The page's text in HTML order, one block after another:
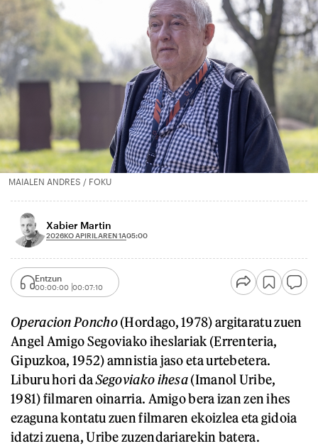
MAIALEN ANDRES / FOKU
Xabier Martin
2026KO APIRILAREN 1A05:00
Entzun
00:00:00 00:07:10
Operacion Poncho(Hordago, 1978) argitaratu zuen
Angel Amigo Segoviako iheslariak (Errenteria,
Gipuzkoa, 1952) amnistia jaso eta urtebetera.
Liburu hori daSegoviako ihesa(Imanol Uribe,
1981) filmaren oinarria. Amigo bera izan zen ihes
ezaguna kontatu zuen filmaren ekoizlea eta gidoia
idatzi zuena, Uribe zuzendariarekin batera.